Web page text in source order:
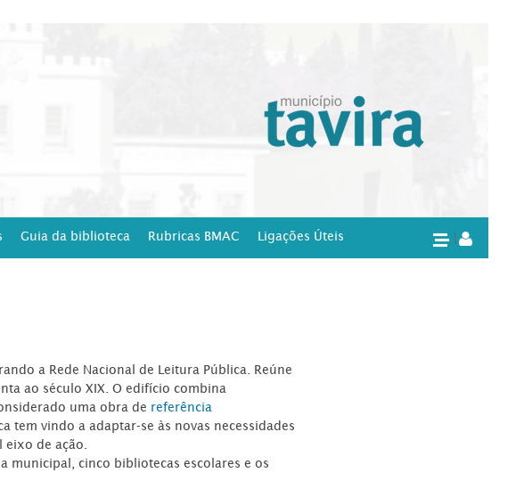
Guia da biblioteca Rubricas BMAC Ligações Úteis
a Rede Nacional de Leitura Pública. Reúne
ao século XIX. O edifício combina
uma obra de referência
tem vindo a adaptar-se às novas necessidades
de ação.
municipal, cinco bibliotecas escolares e os